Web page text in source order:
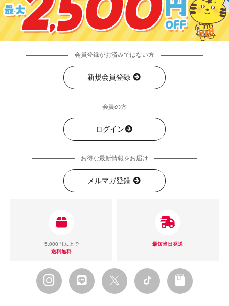
会員登録がお済みではない方
新規会員登録
会員の方
ログイン
お得な最新情報をお届け
メルマガ登録
5,000円以上で
送料無料
最短当日発送